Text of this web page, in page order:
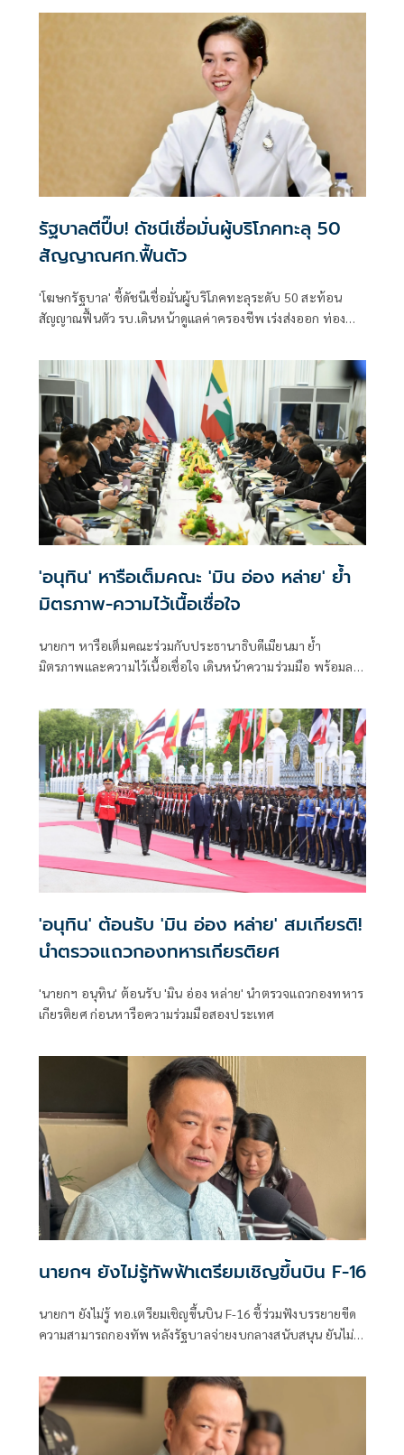
การทูตไทยบนเวทีโลก
รัฐบาลตีปี๊บ! ดัชนีเชื่อมั่นผู้บริโภคทะลุ 50
สัญญาณศก.ฟื้นตัว
'โฆษกรัฐบาล' ชี้ดัชนีเชื่อมั่นผู้บริโภคทะลุระดับ 50 สะท้อน
สัญญาณฟื้นตัว รบ.เดินหน้าดูแลค่าครองชีพ เร่งส่งออก ท่อง
'อนุทิน' หารือเต็มคณะ 'มิน อ่อง หล่าย' ย้ำ
มิตรภาพ-ความไว้เนื้อเชื่อใจ
นายกฯ หารือเต็มคณะร่วมกับประธานาธิบดีเมียนมา ย้ำ
มิตรภาพและความไว้เนื้อเชื่อใจ เดินหน้าความร่วมมือ พร้อมลง
คุณภาพน้ำ -เทคโนโลยีอวกาศ
'อนุทิน' ต้อนรับ 'มิน อ่อง หล่าย' สมเกียรติ!
นำตรวจแถวกองทหารเกียรติยศ
'นายกฯ อนุทิน' ต้อนรับ 'มิน อ่อง หล่าย' นำตรวจแถวกองทหาร
เกียรติยศ ก่อนหารือความร่วมมือสองประเทศ
นายกฯ ยังไม่รู้ทัพฟ้าเตรียมเชิญขึ้นบิน F-16
นายกฯ ยังไม่รู้ ทอ.เตรียมเชิญขึ้นบิน F-16 ชี้ร่วมฟังบรรยายขีด
ความสามารถกองทัพ หลังรัฐบาลจ่ายงบกลางสนับสนุน ยันไม่